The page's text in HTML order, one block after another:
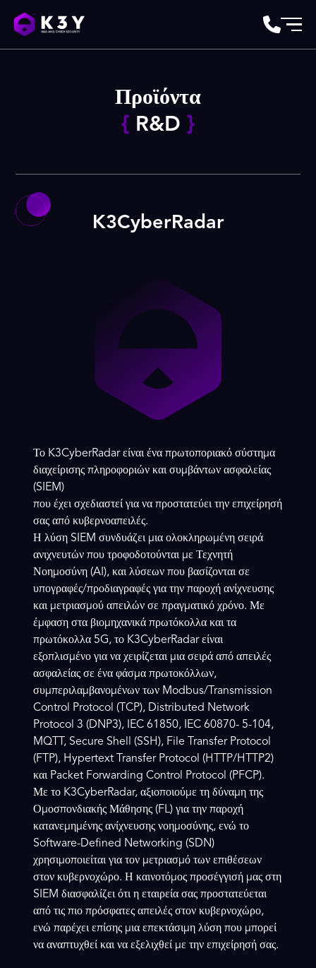
Προϊόντα
{ R&D }
K3CyberRadar
Το K3CyberRadar είναι ένα πρωτοποριακό σύστημα
διαχείρισης πληροφοριών και συμβάντων ασφαλείας
(SIEM)
που έχει σχεδιαστεί για να προστατεύει την επιχείρησή
σας από κυβερνοαπειλές.
Η λύση SIEM συνδυάζει μια ολοκληρωμένη σειρά
ανιχνευτών που τροφοδοτούνται με Τεχνητή
Νοημοσύνη (AI), και λύσεων που βασίζονται σε
υπογραφές/προδιαγραφές για την παροχή ανίχνευσης
και μετριασμού απειλών σε πραγματικό χρόνο. Με
έμφαση στα βιομηχανικά πρωτόκολλα και τα
πρωτόκολλα 5G, το K3CyberRadar είναι
εξοπλισμένο για να χειρίζεται μια σειρά από απειλές
ασφαλείας σε ένα φάσμα πρωτοκόλλων,
συμπεριλαμβανομένων των Modbus/Transmission
Control Protocol (TCP), Distributed Network
Protocol 3 (DNP3), IEC 61850, IEC 60870- 5-104,
MQTT, Secure Shell (SSH), File Transfer Protocol
(FTP), Hypertext Transfer Protocol (HTTP/HTTP2)
και Packet Forwarding Control Protocol (PFCP).
Με το K3CyberRadar, αξιοποιούμε τη δύναμη της
Ομοσπονδιακής Μάθησης (FL) για την παροχή
κατανεμημένης ανίχνευσης νοημοσύνης, ενώ το
Software-Defined Networking (SDN)
χρησιμοποιείται για τον μετριασμό των επιθέσεων
στον κυβερνοχώρο. Η καινοτόμος προσέγγισή μας στη
SIEM διασφαλίζει ότι η εταιρεία σας προστατεύεται
από τις πιο πρόσφατες απειλές στον κυβερνοχώρο,
ενώ παρέχει επίσης μια επεκτάσιμη λύση που μπορεί
να αναπτυχθεί και να εξελιχθεί με την επιχείρησή σας.